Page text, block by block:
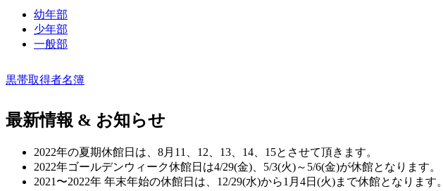
幼年部
少年部
一般部
黒帯取得者名簿
最新情報 & お知らせ
2022年の夏期休館日は、8月11、12、13、14、15とさせて頂きます。
2022年ゴールデンウィーク休館日は4/29(金)、5/3(火)～5/6(金)が休館となります。
2021〜2022年 年末年始の休館日は、12/29(水)から1月4日(火)まで休館となります。